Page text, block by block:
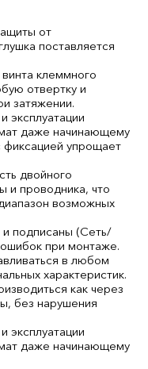
от
поставляется
клеммного
отвертку и
затяжении.
эксплуатации
даже начинающему
фиксацией упрощает
двойного
и проводника, что
возможных
подписаны (Сеть/
ошибок при монтаже.
в любом
характеристик.
как через
без нарушения
эксплуатации
даже начинающему